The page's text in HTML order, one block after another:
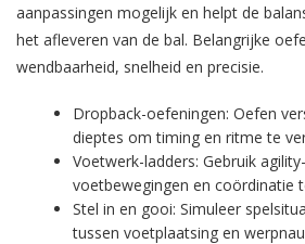
aanpassingen mogelijk en helpt de
het afleveren van de bal. Belangrijke
wendbaarheid, snelheid en precisie.
Dropback-oefeningen: Oefen
dieptes om timing en ritme te
Voetwerk-ladders: Gebruik
voetbewegingen en coördinatie
Stel in en gooi: Simuleer
tussen voetplaatsing en